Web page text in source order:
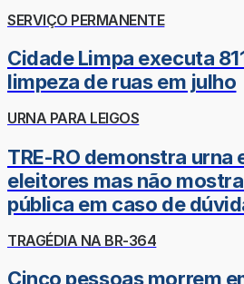
SERVIÇO PERMANENTE
Cidade Limpa executa
limpeza de ruas em julho
URNA PARA LEIGOS
TRE-RO demonstra urna
eleitores mas não
pública em caso de
TRAGÉDIA NA BR-364
Cinco pessoas morrem